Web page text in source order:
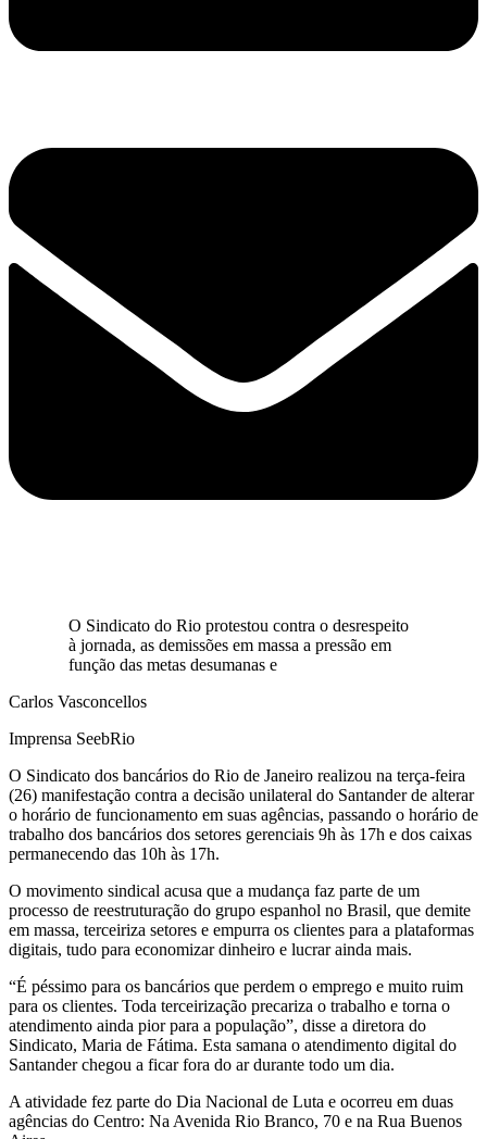
O Sindicato do Rio protestou contra o desrespeito
à jornada, as demissões em massa a pressão em
função das metas desumanas e
Carlos Vasconcellos
Imprensa SeebRio
O Sindicato dos bancários do Rio de Janeiro realizou na terça-feira
(26) manifestação contra a decisão unilateral do Santander de alterar
o horário de funcionamento em suas agências, passando o horário de
trabalho dos bancários dos setores gerenciais 9h às 17h e dos caixas
permanecendo das 10h às 17h.
O movimento sindical acusa que a mudança faz parte de um
processo de reestruturação do grupo espanhol no Brasil, que demite
em massa, terceiriza setores e empurra os clientes para a plataformas
digitais, tudo para economizar dinheiro e lucrar ainda mais.
“É péssimo para os bancários que perdem o emprego e muito ruim
para os clientes. Toda terceirização precariza o trabalho e torna o
atendimento ainda pior para a população”, disse a diretora do
Sindicato, Maria de Fátima. Esta samana o atendimento digital do
Santander chegou a ficar fora do ar durante todo um dia.
A atividade fez parte do Dia Nacional de Luta e ocorreu em duas
agências do Centro: Na Avenida Rio Branco, 70 e na Rua Buenos